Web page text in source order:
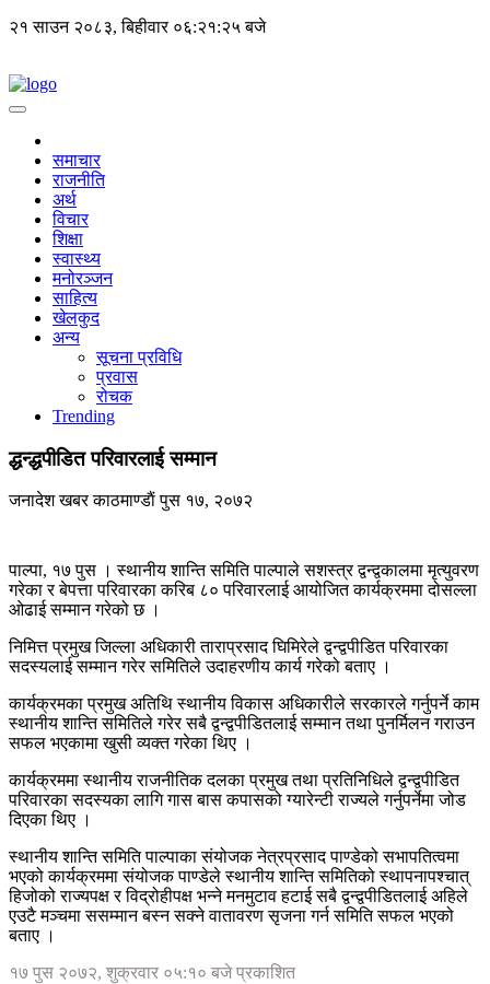
२१ साउन २०८३, बिहीवार ०६:२१:२५ बजे
समाचार
राजनीति
अर्थ
विचार
शिक्षा
स्वास्थ्य
मनोरञ्जन
साहित्य
खेलकुद
अन्य
सूचना प्रविधि
प्रवास
रोचक
Trending
द्धन्द्धपीडित परिवारलाई सम्मान
जनादेश खबरकाठमाण्डाैंपुस १७, २०७२
पाल्पा, १७ पुस । स्थानीय शान्ति समिति पाल्पाले सशस्त्र द्वन्द्वकालमा मृत्युवरण
गरेका र बेपत्ता परिवारका करिब ८० परिवारलाई आयोजित कार्यक्रममा दोसल्ला
ओढाई सम्मान गरेको छ ।
निमित्त प्रमुख जिल्ला अधिकारी ताराप्रसाद घिमिरेले द्वन्द्वपीडित परिवारका
सदस्यलाई सम्मान गरेर समितिले उदाहरणीय कार्य गरेको बताए ।
कार्यक्रमका प्रमुख अतिथि स्थानीय विकास अधिकारीले सरकारले गर्नुपर्ने काम
स्थानीय शान्ति समितिले गरेर सबै द्वन्द्वपीडितलाई सम्मान तथा पुनर्मिलन गराउन
सफल भएकामा खुसी व्यक्त गरेका थिए ।
कार्यक्रममा स्थानीय राजनीतिक दलका प्रमुख तथा प्रतिनिधिले द्वन्द्वपीडित
परिवारका सदस्यका लागि गास बास कपासको ग्यारेन्टी राज्यले गर्नुपर्नेमा जोड
दिएका थिए ।
स्थानीय शान्ति समिति पाल्पाका संयोजक नेत्रप्रसाद पाण्डेको सभापतित्वमा
भएको कार्यक्रममा संयोजक पाण्डेले स्थानीय शान्ति समितिको स्थापनापश्चात्
हिजोको राज्यपक्ष र विद्रोहीपक्ष भन्ने मनमुटाव हटाई सबै द्वन्द्वपीडितलाई अहिले
एउटै मञ्चमा ससम्मान बस्न सक्ने वातावरण सृजना गर्न समिति सफल भएको
बताए ।
१७ पुस २०७२, शुक्रवार ०५:१० बजे प्रकाशित